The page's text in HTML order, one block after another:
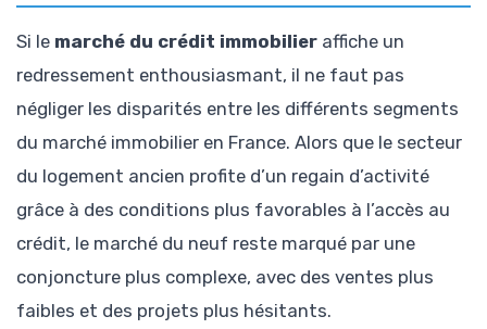
Si le marché du crédit immobilier affiche un
redressement enthousiasmant, il ne faut pas
négliger les disparités entre les différents segments
du marché immobilier en France. Alors que le secteur
du logement ancien profite d’un regain d’activité
grâce à des conditions plus favorables à l’accès au
crédit, le marché du neuf reste marqué par une
conjoncture plus complexe, avec des ventes plus
faibles et des projets plus hésitants.